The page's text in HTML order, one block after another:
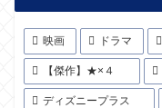
映画 ドラマ
【傑作】★×４
ディズニープラス